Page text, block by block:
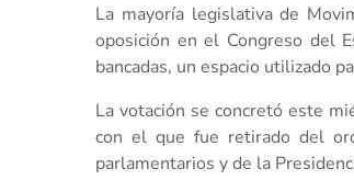
La mayoría legislativa de
oposición en el Congreso del
bancadas, un espacio utilizado
La votación se concretó este
con el que fue retirado del
parlamentarios y de la